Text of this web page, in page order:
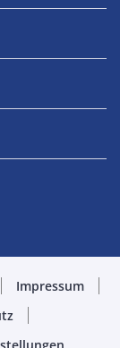
Impressum